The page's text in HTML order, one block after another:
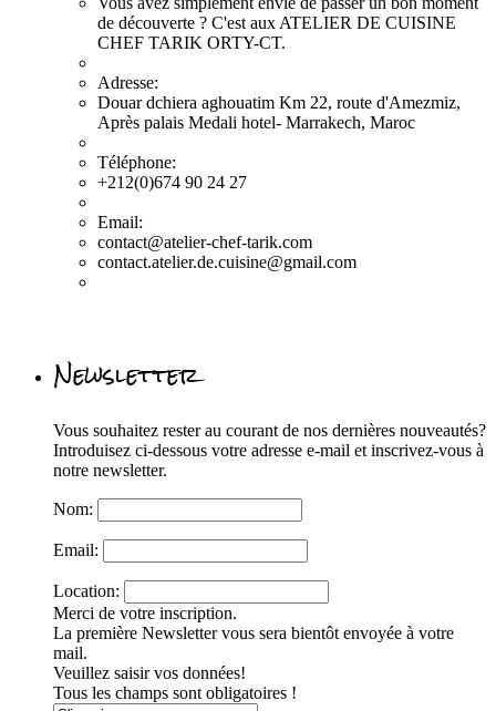
de découverte ? C'est aux ATELIER DE CUISINE
CHEF TARIK ORTY-CT.
Adresse:
Douar dchiera aghouatim Km 22, route d'Amezmiz,
Après palais Medali hotel- Marrakech, Maroc
Téléphone:
+212(0)674 90 24 27
Email:
contact@atelier-chef-tarik.com
contact.atelier.de.cuisine@gmail.com
Newsletter
Vous souhaitez rester au courant de nos dernières nouveautés?
Introduisez ci-dessous votre adresse e-mail et inscrivez-vous à
notre newsletter.
Nom:
Email:
Location:
Merci de votre inscription.
La première Newsletter vous sera bientôt envoyée à votre
mail.
Veuillez saisir vos données!
Tous les champs sont obligatoires !